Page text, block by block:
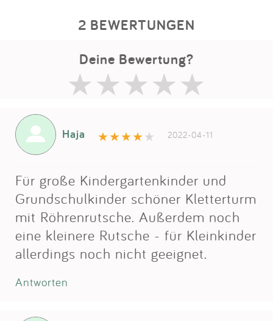
2 BEWERTUNGEN
Deine Bewertung?
Haja 2022-04-11
Für große Kindergartenkinder und
Grundschulkinder schöner Kletterturm
mit Röhrenrutsche. Außerdem noch
eine kleinere Rutsche - für Kleinkinder
allerdings noch nicht geeignet.
Antworten